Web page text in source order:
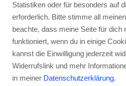
Statistiken oder für besonders auf
erforderlich. Bitte stimme all
beachte, dass meine Seite für dich
funktioniert, wenn du in einige
kannst die Einwilligung jederzeit
Widerrufslink und mehr
in meiner Datenschutzerklärung.